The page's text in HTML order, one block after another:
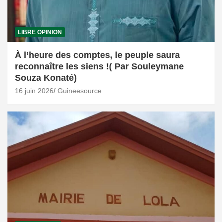
LIBRE OPINION
À l’heure des comptes, le peuple saura
reconnaître les siens !( Par Souleymane
Souza Konaté)
16 juin 2026 Guineesource